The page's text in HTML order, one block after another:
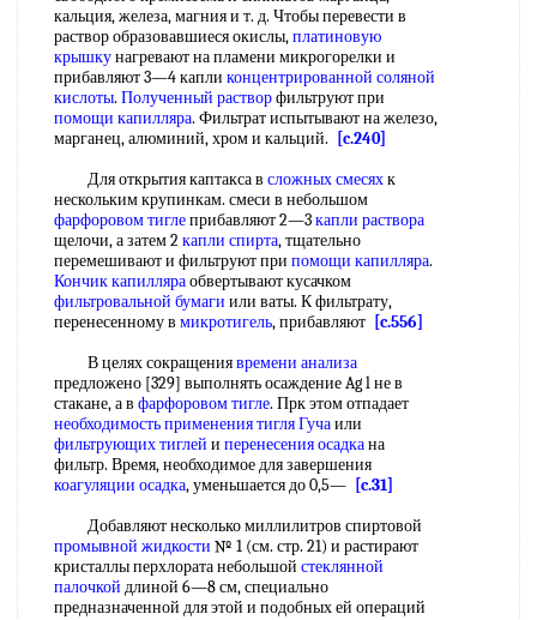
кальция, железа, магния и т. д. Чтобы перевести в
раствор образовавшиеся окислы,платиновую
крышкунагревают на пламени микрогорелки и
прибавляют 3—4 капли концентрированной соляной
кислоты. Полученный растворфильтруют при
помощи капилляра. Фильтрат испытывают на железо,
марганец, алюминий, хром и кальций.
[c.240]
Для открытия каптакса в сложных смесяхк
нескольким крупинкам. смеси в небольшом
фарфоровом тиглеприбавляют 2—3капли раствора
щелочи, а затем 2капли спирта, тщательно
перемешивают и фильтруют при помощи капилляра.
Кончик капилляраобвертывают кусачком
фильтровальной бумаги или ваты. К фильтрату,
перенесенному в микротигель, прибавляют [c.556]
В целях сокращениявремени анализа
предложено [329] выполнять осаждение Ag l не в
стакане, а в фарфоровом тигле. Прк этом отпадает
необходимость применениятигля Гучаили
фильтрующих тиглей и перенесения осадкана
фильтр. Время, необходимое для завершения
коагуляции осадка, уменьшается до 0,5— [c.31]
Добавляют несколько миллилитров спиртовой
промывной жидкости № 1 (см. стр. 21) и растирают
кристаллы перхлората небольшой стеклянной
палочкой длиной 6—8 см, специально
предназначенной для этой и подобных ей операций